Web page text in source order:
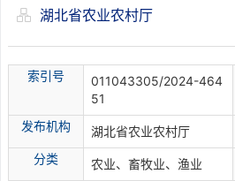
湖北省农业农村厅
索引号
011043305/2024-464
51
发布机构
湖北省农业农村厅
分类 农业、畜牧业、渔业